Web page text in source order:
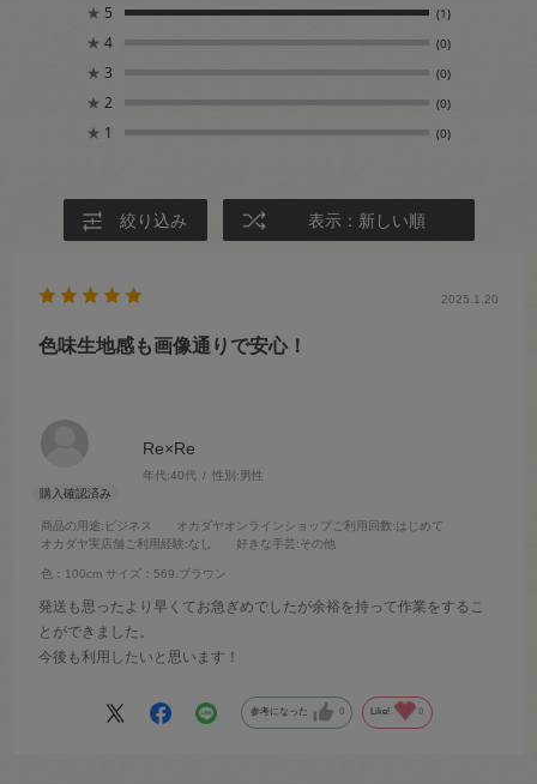
★ 5 (1)
★ 4 (0)
★ 3 (0)
★ 2 (0)
★ 1 (0)
絞り込み 表示：新しい順
Re×Re
年代:40代 性別:男性
商品の用途:ビジネス オカダヤオンラインショップご利用回数:はじめて
オカダヤ実店舗ご利用経験:なし 好きな手芸:その他
色：100cm サイズ：569.ブラウン
2025.1.20
色味生地感も画像通りで安心！
発送も思ったより早くてお急ぎめでしたが余裕を持って作業をするこ
とができました。
今後も利用したいと思います！
参考になった 0 Like! 0